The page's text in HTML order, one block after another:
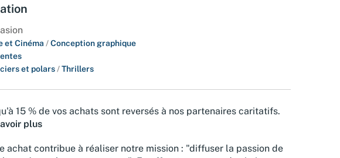
et Cinéma /Conception graphique
et polars /Thrillers
15 % de vos achats sont reversés à nos partenaires caritatifs.
plus
achat contribue à réaliser notre mission : "diffuser la passion de